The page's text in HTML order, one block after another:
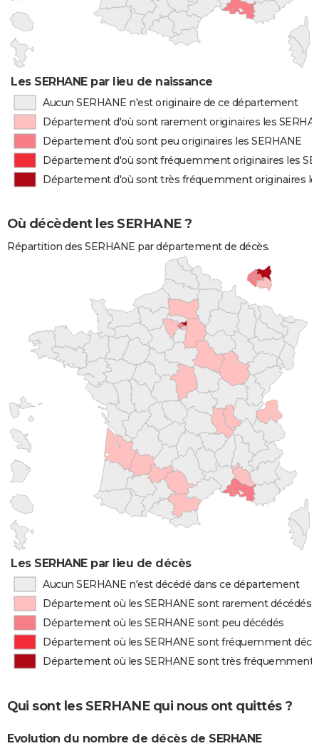
Les SERHANE par lieu de naissance
Aucun SERHANE n'est originaire de ce département
Département d'où sont rarement originaires les
Département d'où sont peu originaires les SERHANE
Département d'où sont fréquemment originaires les
Département d'où sont très fréquemment originaires
Où décèdent les SERHANE ?
Répartition des SERHANE par département de décès.
Les SERHANE par lieu de décès
Aucun SERHANE n'est décédé dans ce département
Département où les SERHANE sont rarement décédés
Département où les SERHANE sont peu décédés
Département où les SERHANE sont fréquemment
Département où les SERHANE sont très fréquemment
Qui sont les SERHANE qui nous ont quittés ?
Evolution du nombre de décès de SERHANE